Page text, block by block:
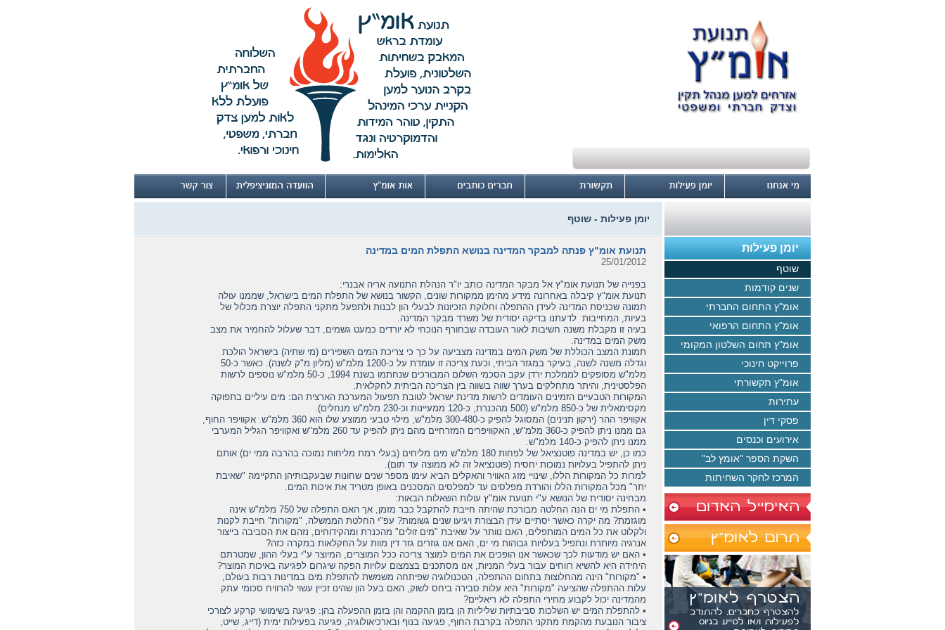
יומן פעילות - שוטף
תנועת אומ"ץ פנתה למבקר המדינה בנושא התפלת המים במדינה
25/01/2012
בפנייה של תנועת אומ"ץ אל מבקר המדינה כותב יו"ר הנהלת התנועה אריה אבנרי:
תנועת אומ"ץ קיבלה באחרונה מידע מהימן ממקורות שונים, הקשור בנושא של התפלת המים בישראל, שממנו עולה
תמונה שכניסת המדינה לעידן ההתפלה וחלוקת הזכיונות לבעלי הון לבנות ולתפעל מתקני התפלה יוצרת מכלול של
בעיות, המחייבות לדעתנו בדיקה יסודית של משרד מבקר המדינה.
בעיה זו מקבלת משנה חשיבות לאור העובדה שבחורף הנוכחי לא יורדים כמעט גשמים, דבר שעלול להחמיר את מצב
משק המים במדינה.
תמונת המצב הכוללת של משק המים במדינה מצביעה על כך כי צריכת המים השפירים (מי שתיה) בישראל הולכת
וגדלה משנה לשנה, בעיקר במגזר הביתי, וכעת צריכה זו עומדת על כ-1200 מלמ"ש (מליון מ"ק לשנה). כאשר כ-50
מלמ"ש מסופקים לממלכת ירדן עקב הסכמי השלום המבורכים שנחתמו בשנת 1994, כ-50 מלמ"ש נוספים לרשות
הפלסטינית, והיתר מתחלקים בערך שווה בשווה בין הצריכה הביתית לחקלאית.
המקורות הטבעיים הזמינים העומדים לרשות מדינת ישראל לטובת תפעול המערכת הארצית הם: מים עיליים בתפוקה
מקסימאלית של כ-850 מלמ"ש (500 מהכנרת, כ-120 ממעיינות וכ-230 מלמ"ש מנחלים).
אקוויפר ההר (ירקון תנינים) המסוגל להפיק כ-300-480 מלמ"ש, מילוי טבעי ממוצע שלו הוא 360 מלמ"ש. אקוויפר החוף,
גם ממנו ניתן להפיק כ-360 מלמ"ש, האקוויפרים המזרחיים מהם ניתן להפיק עד 260 מלמ"ש ואקוויפר הגליל המערבי
ממנו ניתן להפיק כ-140 מלמ"ש.
כמו כן, יש במדינה פוטנציאל של לפחות 180 מלמ"ש מים מליחים (בעלי רמת מליחות נמוכה בהרבה ממי ים) אותם
ניתן להתפיל בעלויות נמוכות יחסית (פוטנציאל זה לא ממוצה עד תום).
למרות כל המקורות הללו, שינויי מזג האוויר והאקלים הביא עימו מספר שנים שחונות שבעקבותיהן התקיימה "שאיבת
יתר" מכל המקורות הללו והורדת מפלסים עד למפלסים המסכנים באופן מטריד את איכות המים.
מבחינה יסודית של הנושא ע"י תנועת אומ"ץ עולות השאלות הבאות:
• התפלת מי ים הנה החלטה מבורכת שהיתה חייבת להתקבל כבר מזמן, אך האם התפלה של 750 מלמ"ש אינה
מוגזמת? מה יקרה כאשר יסתיים עידן הבצורת ויגיעו שנים גשומות? עפ"י החלטת הממשלה, "מקורות" חייבת לקנות
ולקלוט את כל המים המותפלים, האם נוותר על שאיבת "מים זולים" מהכנרת ומהקידוחים, נזהם את הסביבה בייצור
אנרגיה מיותרת ונתפיל בעלויות גבוהות מי ים, האם אנו גוזרים גזר דין מוות על החקלאות במקרה כזה?
• האם יש מודעות לכך שכאשר אנו הופכים את המים למוצר צריכה ככל המוצרים, המיוצר ע"י בעלי ההון, שמטרתם
היחידה היא להשיא רווחים עבור בעלי המניות, אנו מסתכנים בצמצום עלויות הפקה שיגרום לפגיעה באיכות המוצר?
• "מקורות" הינה מהחלוצות בתחום ההתפלה, הטכנולוגיה שפיתחה משמשת להתפלת מים במדינות רבות בעולם,
עלות ההתפלה שהציעה "מקורות" היא עלות סבירה ביחס לשוק, האם בעל הון שהינו זכיין עשוי להרוויח סכומי עתק
מהמדינה יכול לקבוע מחירי התפלה לא ריאליים?
• להתפלת המים יש השלכות סביבתיות שליליות הן בזמן ההקמה והן בזמן ההפעלה בהן: פגיעה בשימושי קרקע לצורכי
ציבור הנובעת מהקמת מתקני התפלה בקרבת החוף, פגיעה בנוף ובארכיאולוגיה, פגיעה בפעילות ימית (דייג, שייט,
יומן פעילות
שוטף
שנים קודמות
אומ"ץ התחום החברתי
אומ"ץ התחום הרפואי
אומ"ץ תחום השלטון המקומי
פרוייקט חינוכי
אומ"ץ תקשורתי
עתירות
פסקי דין
אירועים וכנסים
השקת הספר "אומץ לב"
המרכז לחקר השחיתות